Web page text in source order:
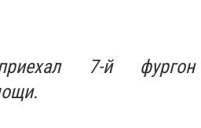
7-й фургон